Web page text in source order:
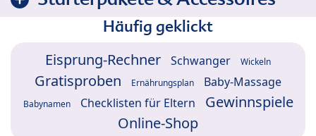
Häufig geklickt
Eisprung-Rechner Schwanger Wickeln
Gratisproben Ernährungsplan Baby-Massage
Babynamen Checklisten für Eltern
Gewinnspiele
Online-Shop